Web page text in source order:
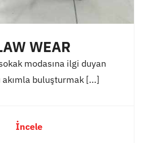
WEAR
modasına ilgi duyan
buluşturmak [...]
İncele